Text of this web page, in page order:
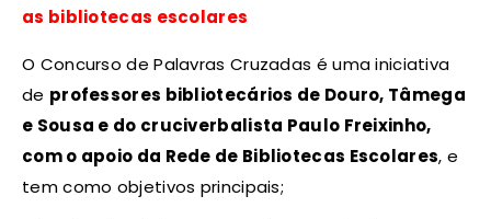
as bibliotecas escolares
O Concurso de Palavras Cruzadas é uma iniciativa
de professores bibliotecários de Douro, Tâmega
e Sousa e do cruciverbalista Paulo Freixinho,
com o apoio da Rede de Bibliotecas Escolares, e
tem como objetivos principais;